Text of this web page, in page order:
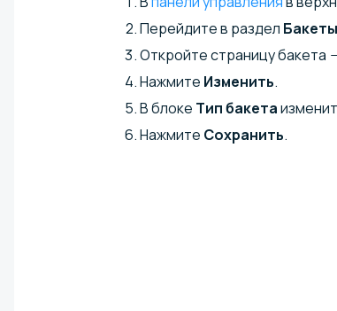
Перейдите в раздел Бакеты
Откройте страницу бакета
Нажмите Изменить.
В блоке Тип бакета
Нажмите Сохранить.